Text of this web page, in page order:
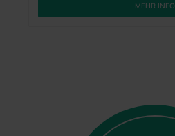
MEHR INFO